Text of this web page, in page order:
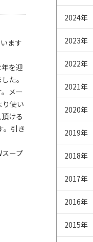
ます
を迎
た。
メー
り使い
ける
。引き
ープ
2024年
2023年
2022年
2021年
2020年
2019年
2018年
2017年
2016年
2015年